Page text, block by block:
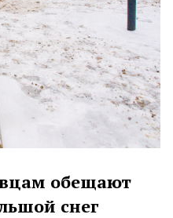
обещают
снег